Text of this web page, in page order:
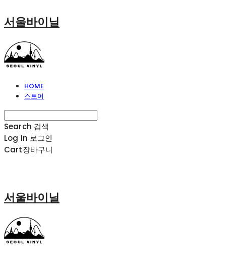
서울바이닐
HOME
스토어
Search 검색
Log In 로그인
Cart장바구니
서울바이닐